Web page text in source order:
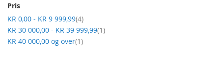
Pris
KR 0,00 - KR 9 999,99 4produkt
KR 30 000,00 - KR 39 999,99 1produkt
KR 40 000,00 og over 1produkt